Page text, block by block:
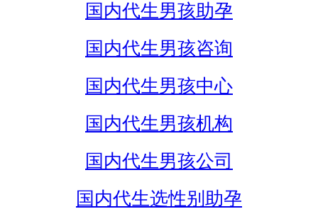
国内代生男孩助孕
国内代生男孩咨询
国内代生男孩中心
国内代生男孩机构
国内代生男孩公司
国内代生选性别助孕